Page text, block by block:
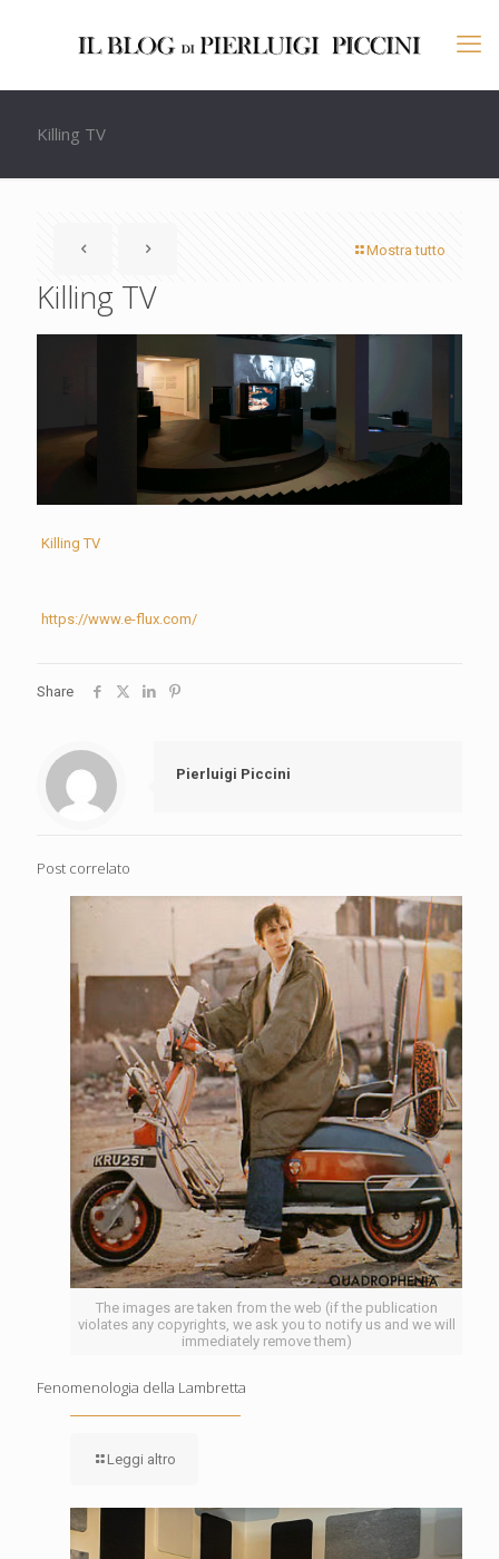
Killing TV
Mostra tutto
Killing TV
Killing TV
https://www.e-flux.com/
Share
Pierluigi Piccini
Post correlato
The images are taken from the web (if the publication
violates any copyrights, we ask you to notify us and we will
immediately remove them)
Fenomenologia della Lambretta
Leggi altro